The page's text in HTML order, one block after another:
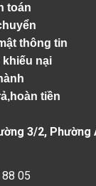
toán
thông tin
nại
tiền
3/2, Phường
05